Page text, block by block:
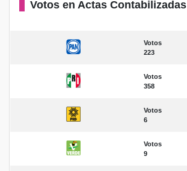
Votos en Actas Contabilizadas
Votos
223
Votos
358
Votos
6
Votos
9